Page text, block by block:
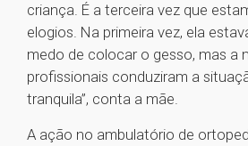
criança. É a terceira vez que
elogios. Na primeira vez, ela
medo de colocar o gesso, mas a
profissionais conduziram a
tranquila”, conta a mãe.
A ação no ambulatório de